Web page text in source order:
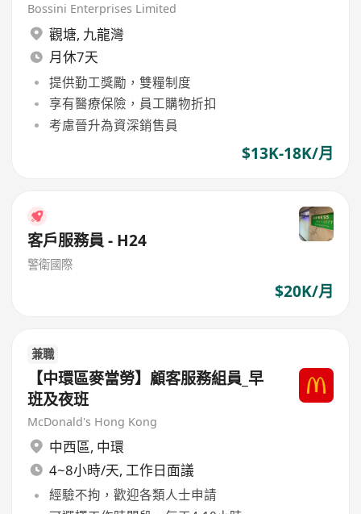
Bossini Enterprises Limited
觀塘, 九龍灣
月休7天
提供勤工獎勵，雙糧制度
享有醫療保險，員工購物折扣
考慮晉升為資深銷售員
$13K-18K/月
客戶服務員 - H24
警衛國際
$20K/月
兼職
【中環區麥當勞】顧客服務組員_早
班及夜班
McDonald's Hong Kong
中西區, 中環
4~8小時/天, 工作日面議
經驗不拘，歡迎各類人士申請